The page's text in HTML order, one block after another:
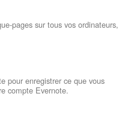
pages sur tous vos ordinateurs,
pour enregistrer ce que vous
compte Evernote.